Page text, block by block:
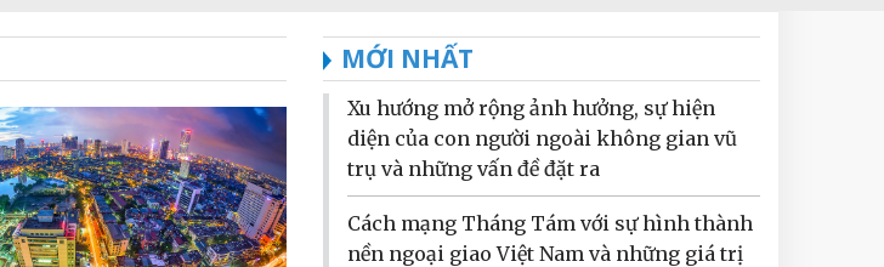
MỚI NHẤT
Xu hướng mở rộng ảnh hưởng, sự hiện
diện của con người ngoài không gian vũ
trụ và những vấn đề đặt ra
Cách mạng Tháng Tám với sự hình thành
nền ngoại giao Việt Nam và những giá trị